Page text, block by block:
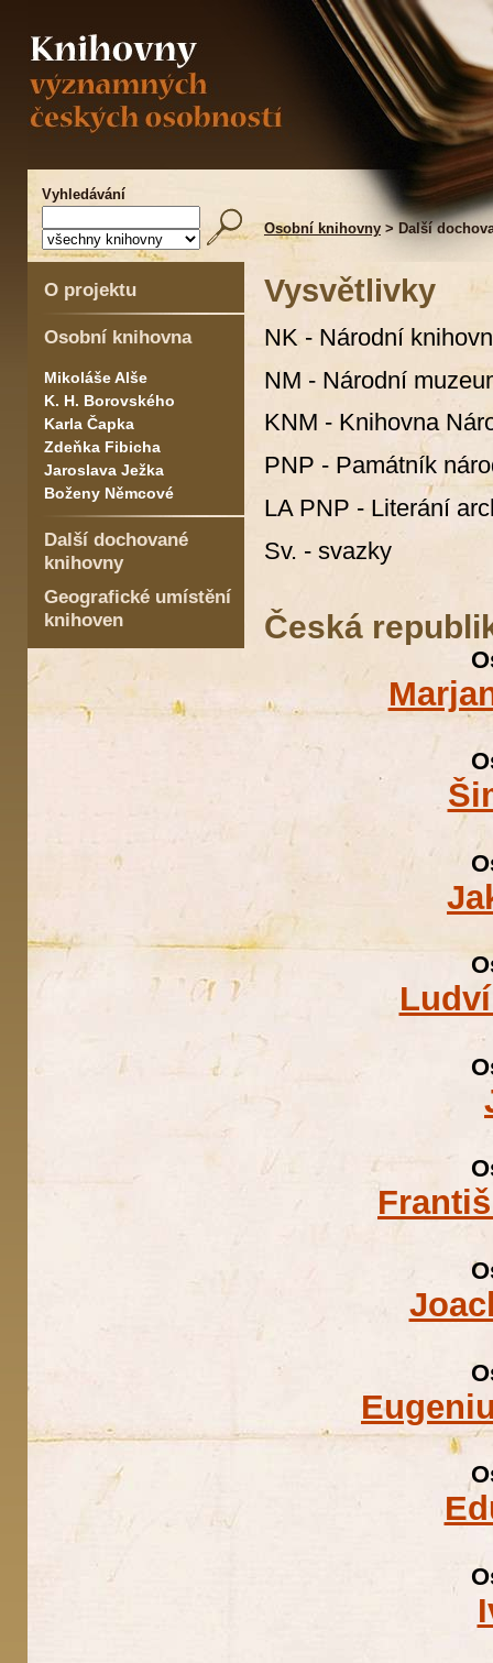
Vyhledávání
Osobní knihovny > Další
O projektu
Osobní knihovna
Mikoláše Alše
K. H. Borovského
Karla Čapka
Zdeňka Fibicha
Jaroslava Ježka
Boženy Němcové
Další dochované
knihovny
Geografické umístění
knihoven
Vysvětlivky
NK - Národní
NM - Národní
KNM - Knihovna
PNP - Památník
LA PNP - Literání
Sv. - svazky
Česká